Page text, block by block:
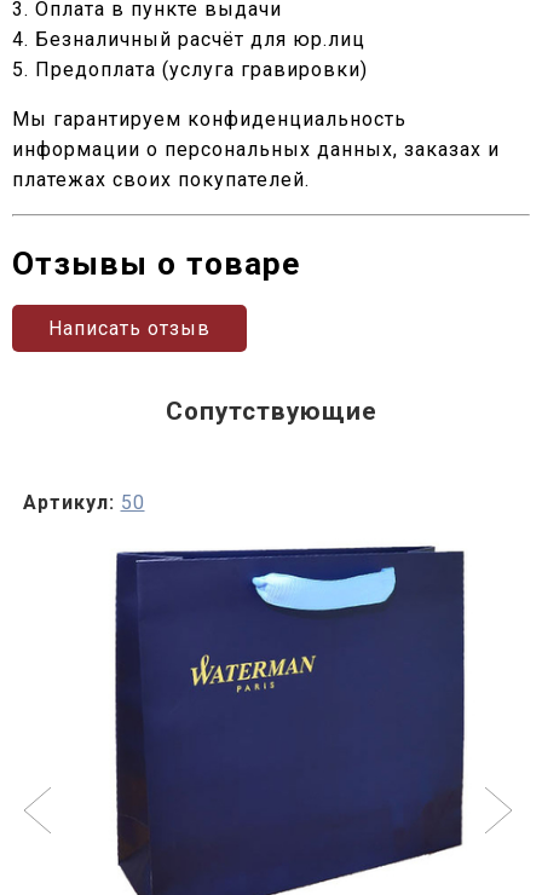
3. Оплата в пункте выдачи
4. Безналичный расчёт для юр.лиц
5. Предоплата (услуга гравировки)
Мы гарантируем конфиденциальность
информации о персональных данных, заказах и
платежах своих покупателей.
Отзывы о товаре
Написать отзыв
Сопутствующие
Артикул: 50